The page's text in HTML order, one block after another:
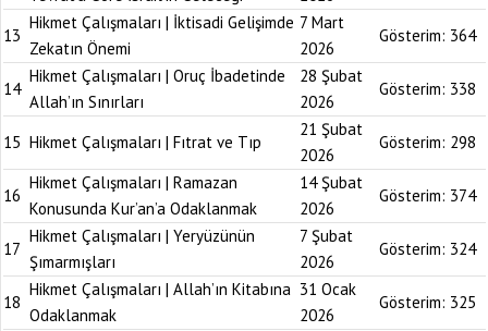
13
Hikmet Çalışmaları | İktisadi Gelişimde
Zekatın Önemi
7 Mart
2026
Gösterim: 364
14
Hikmet Çalışmaları | Oruç İbadetinde
Allah’ın Sınırları
28 Şubat
2026
Gösterim: 338
15 Hikmet Çalışmaları | Fıtrat ve Tıp
21 Şubat
2026
Gösterim: 298
16
Hikmet Çalışmaları | Ramazan
Konusunda Kur’an’a Odaklanmak
14 Şubat
2026
Gösterim: 374
17
Hikmet Çalışmaları | Yeryüzünün
Şımarmışları
7 Şubat
2026
Gösterim: 324
18
Hikmet Çalışmaları | Allah’ın Kitabına
Odaklanmak
31 Ocak
2026
Gösterim: 325